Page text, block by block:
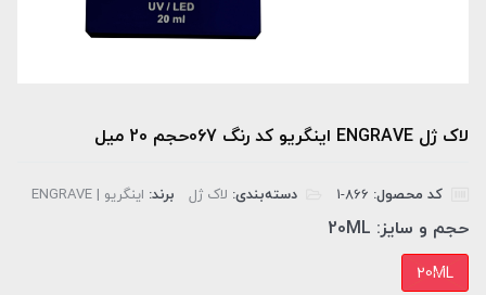
لاک ژل ENGRAVE اینگریو کد رنگ 067حجم 20 میل
کد محصول: دسته‌بندی: لاک ژل برند: اینگریو | ENGRAVE
حجم و سایز: 20ML
20ML